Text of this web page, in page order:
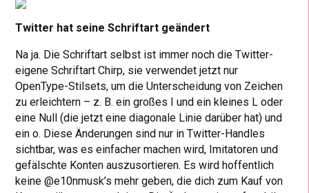
Twitter hat seine Schriftart geändert
Na ja. Die Schriftart selbst ist immer noch die Twitter-
eigene Schriftart Chirp, sie verwendet jetzt nur
OpenType-Stilsets, um die Unterscheidung von Zeichen
zu erleichtern – z. B. ein großes I und ein kleines L oder
eine Null (die jetzt eine diagonale Linie darüber hat) und
ein o. Diese Änderungen sind nur in Twitter-Handles
sichtbar, was es einfacher machen wird, Imitatoren und
gefälschte Konten auszusortieren. Es wird hoffentlich
keine @e10nmusk’s mehr geben, die dich zum Kauf von